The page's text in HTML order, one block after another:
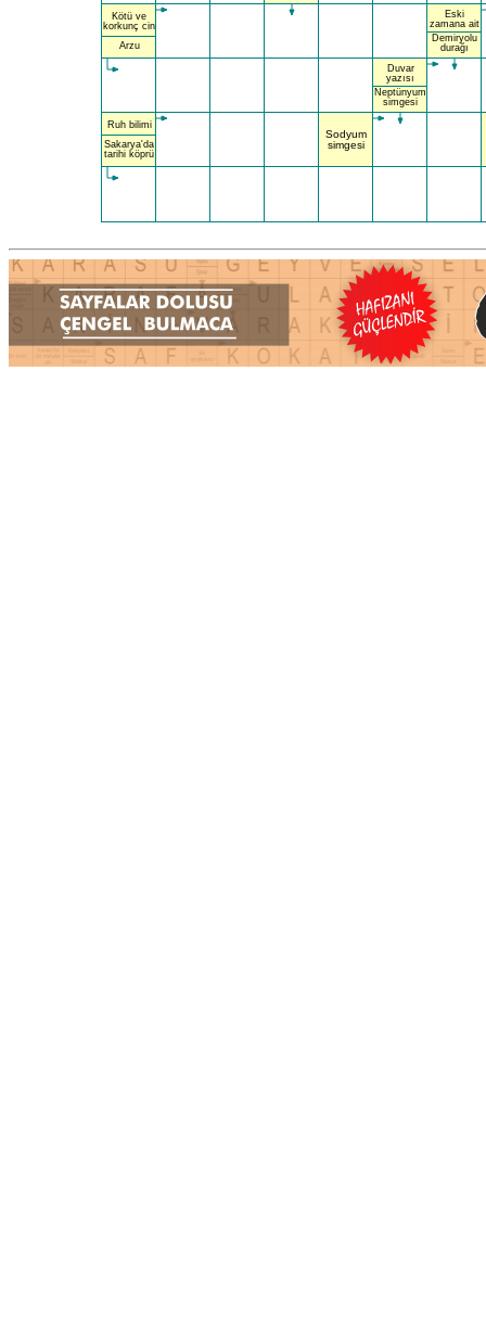
Kötü ve
korkunç cin
Arzu
Ruh bilimi
Sakarya'da
tarihi köprü
Sodyum
simgesi
Duvar
yazısı
Neptünyum
simgesi
Eski
zamana ait
Demiryolu
durağı